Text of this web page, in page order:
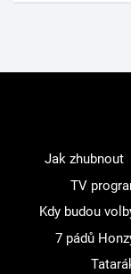
Jak zhubnout
TV
Kdy budou
7 pádů